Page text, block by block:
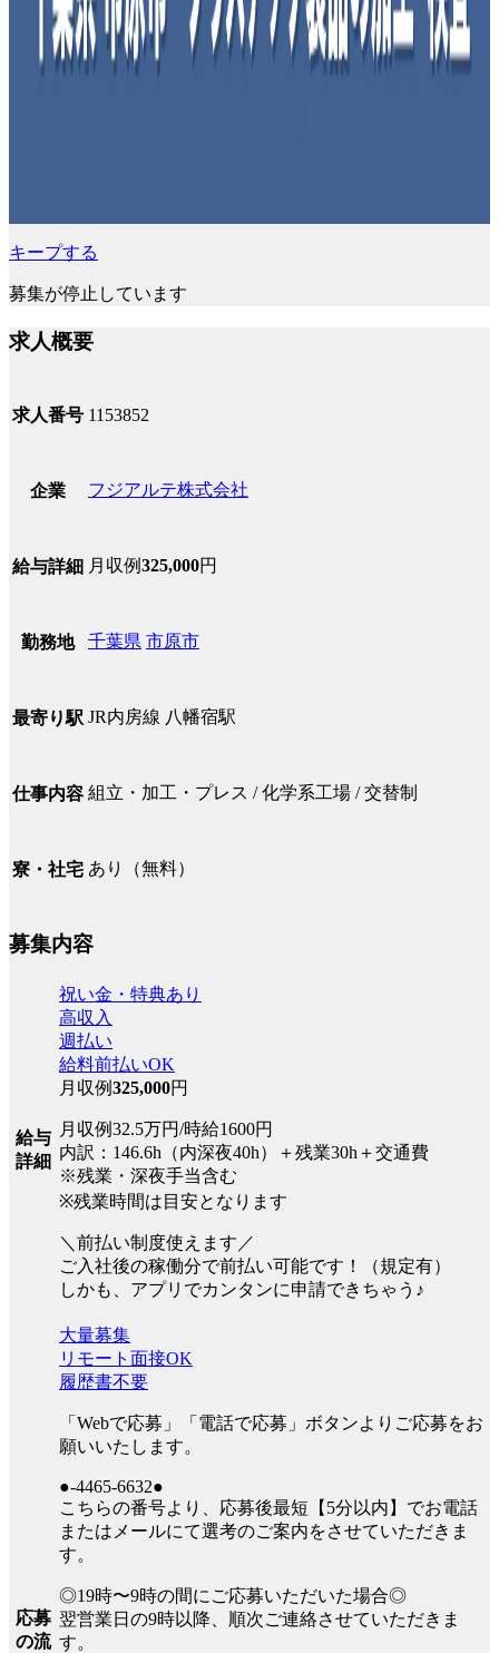
キープする
募集が停止しています
求人概要
求人番号 1153852
企業 フジアルテ株式会社
給与詳細 月収例325,000円
勤務地 千葉県 市原市
最寄り駅 JR内房線 八幡宿駅
仕事内容 組立・加工・プレス / 化学系工場 / 交替制
寮・社宅 あり（無料）
募集内容
給与
詳細
祝い金・特典あり
高収入
週払い
給料前払いOK
月収例325,000円
月収例32.5万円/時給1600円
内訳：146.6h（内深夜40h）＋残業30h＋交通費
※残業・深夜手当含む
※残業時間は目安となります
＼前払い制度使えます／
ご入社後の稼働分で前払い可能です！（規定有）
しかも、アプリでカンタンに申請できちゃう♪
応募
の流
大量募集
リモート面接OK
履歴書不要
「Webで応募」「電話で応募」ボタンよりご応募をお
願いいたします。
●-4465-6632●
こちらの番号より、応募後最短【5分以内】でお電話
またはメールにて選考のご案内をさせていただきま
す。
◎19時〜9時の間にご応募いただいた場合◎
翌営業日の9時以降、順次ご連絡させていただきま
す。